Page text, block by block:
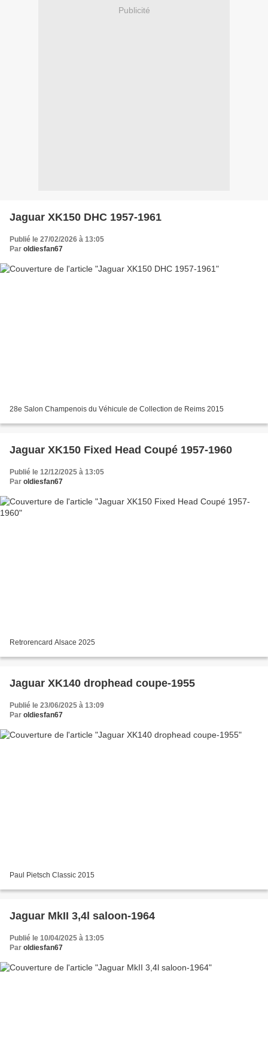
Publicité
Jaguar XK150 DHC 1957-1961
Publié le 27/02/2026 à 13:05
Par oldiesfan67
28e Salon Champenois du Véhicule de Collection de Reims 2015
Jaguar XK150 Fixed Head Coupé 1957-1960
Publié le 12/12/2025 à 13:05
Par oldiesfan67
Retrorencard Alsace 2025
Jaguar XK140 drophead coupe-1955
Publié le 23/06/2025 à 13:09
Par oldiesfan67
Paul Pietsch Classic 2015
Jaguar MkII 3,4l saloon-1964
Publié le 10/04/2025 à 13:05
Par oldiesfan67